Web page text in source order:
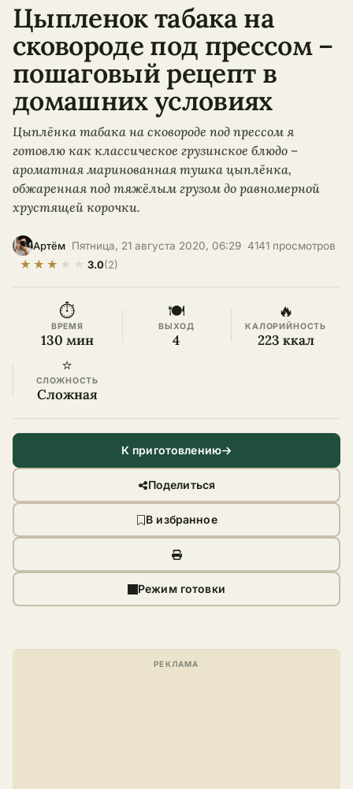
Цыпленок табака на
сковороде под прессом –
пошаговый рецепт в
домашних условиях
Цыплёнка табака на сковороде под прессом я
готовлю как классическое грузинское блюдо –
ароматная маринованная тушка цыплёнка,
обжаренная под тяжёлым грузом до равномерной
хрустящей корочки.
Артём Пятница, 21 августа 2020, 06:29 4141 просмотров
★ ★ ★ ★ ★ 3.0(2)
⏱
ВРЕМЯ
130 мин
🍽
ВЫХОД
4
🔥
КАЛОРИЙНОСТЬ
223 ккал
⭐
СЛОЖНОСТЬ
Сложная
К приготовлению
Поделиться
В избранное
Режим готовки